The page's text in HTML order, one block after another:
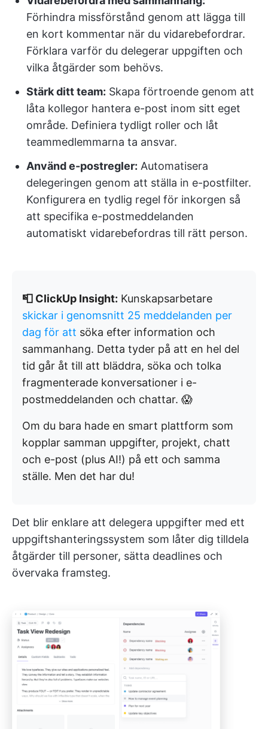
Förhindra missförstånd genom att lägga till
en kort kommentar när du vidarebefordrar.
Förklara varför du delegerar uppgiften och
vilka åtgärder som behövs.
Stärk ditt team: Skapa förtroende genom att
låta kollegor hantera e-post inom sitt eget
område. Definiera tydligt roller och låt
teammedlemmarna ta ansvar.
Använd e-postregler: Automatisera
delegeringen genom att ställa in e-postfilter.
Konfigurera en tydlig regel för inkorgen så
att specifika e-postmeddelanden
automatiskt vidarebefordras till rätt person.
📮 ClickUp Insight: Kunskapsarbetare
skickar i genomsnitt 25 meddelanden per
dag för att söka efter information och
sammanhang. Detta tyder på att en hel del
tid går åt till att bläddra, söka och tolka
fragmenterade konversationer i e-
postmeddelanden och chattar. 😱
Om du bara hade en smart plattform som
kopplar samman uppgifter, projekt, chatt
och e-post (plus AI!) på ett och samma
ställe. Men det har du!
Det blir enklare att delegera uppgifter med ett
uppgiftshanteringssystem som låter dig tilldela
åtgärder till personer, sätta deadlines och
övervaka framsteg.